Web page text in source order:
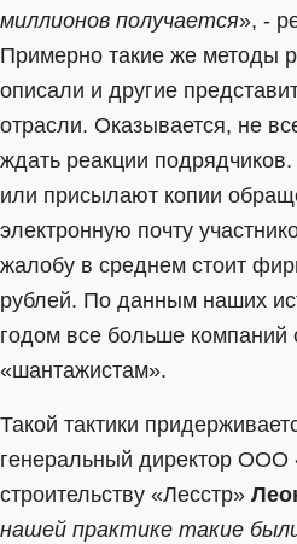
миллионов получается», -
Примерно такие же методы
описали и другие
отрасли. Оказывается, не
ждать реакции
или присылают копии
электронную почту
жалобу в среднем стоит
рублей. По данным наших
годом все больше компаний
«шантажистам».
Такой тактики
генеральный директор ООО
строительству «Лесстр»
нашей практике такие